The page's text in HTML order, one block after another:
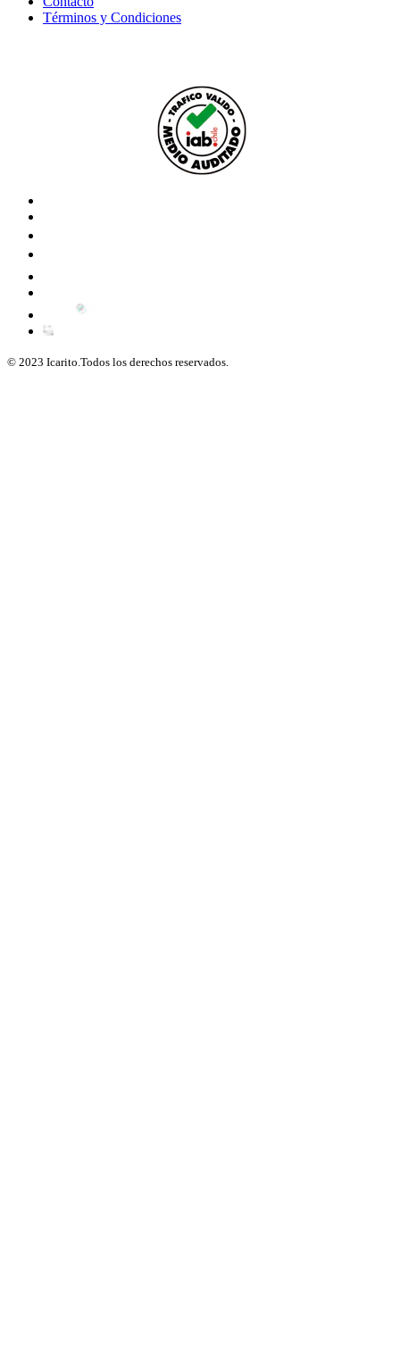
Términos y Condiciones
© 2023 Icarito.Todos los derechos reservados.